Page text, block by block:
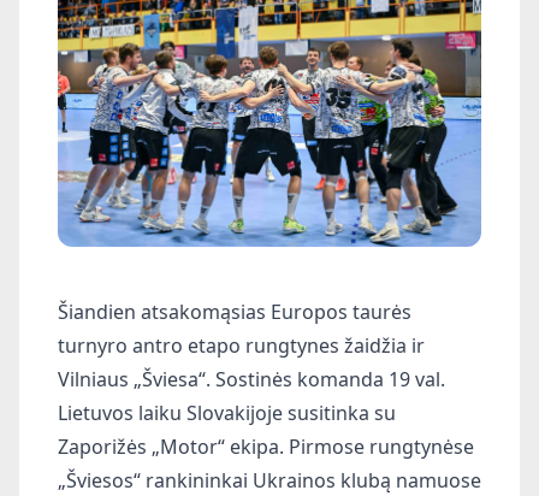
Šiandien atsakomąsias Europos taurės
turnyro antro etapo rungtynes žaidžia ir
Vilniaus „Šviesa“. Sostinės komanda 19 val.
Lietuvos laiku Slovakijoje susitinka su
Zaporižės „Motor“ ekipa. Pirmose rungtynėse
„Šviesos“ rankininkai Ukrainos klubą namuose